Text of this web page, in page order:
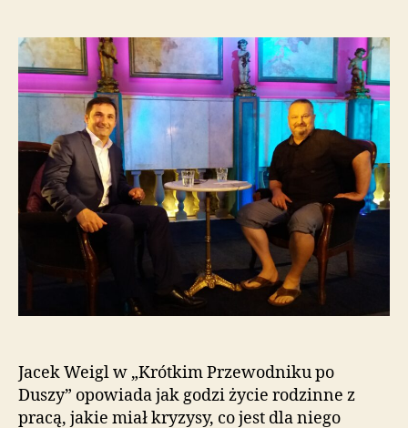
Jacek Weigl w „Krótkim Przewodniku po
Duszy” opowiada jak godzi życie rodzinne z
pracą, jakie miał kryzysy, co jest dla niego